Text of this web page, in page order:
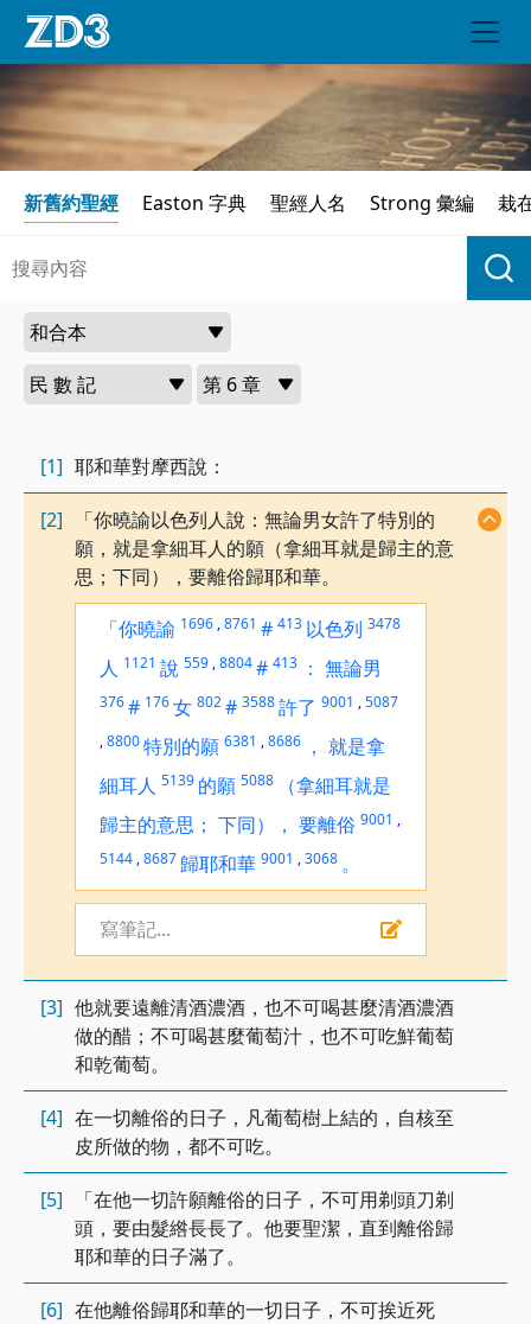
新舊約聖經 Easton 字典 聖經人名 Strong 彙編 栽
[1] 耶和華對摩西說：
[2]
「你曉諭以色列人說：無論男女許了特別的
願，就是拿細耳人的願（拿細耳就是歸主的意
思；下同），要離俗歸耶和華。
「你曉諭 1696 ,8761 # 413 以色列 3478
人 1121 說 559 ,8804# 413 ： 無論男
376# 176女 802# 3588許了 9001 ,5087
,8800特別的願 6381 ,8686 ， 就是拿
細耳人 5139 的願 5088
（拿細耳就是
歸主的意思； 下同）， 要離俗 9001 ,
5144 ,8687 歸耶和華 9001 ,3068 。
寫筆記...
[3] 他就要遠離清酒濃酒，也不可喝甚麼清酒濃酒
做的醋；不可喝甚麼葡萄汁，也不可吃鮮葡萄
和乾葡萄。
[4] 在一切離俗的日子，凡葡萄樹上結的，自核至
皮所做的物，都不可吃。
[5]
「在他一切許願離俗的日子，不可用剃頭刀剃
頭，要由髮綹長長了。他要聖潔，直到離俗歸
耶和華的日子滿了。
[6] 在他離俗歸耶和華的一切日子，不可挨近死